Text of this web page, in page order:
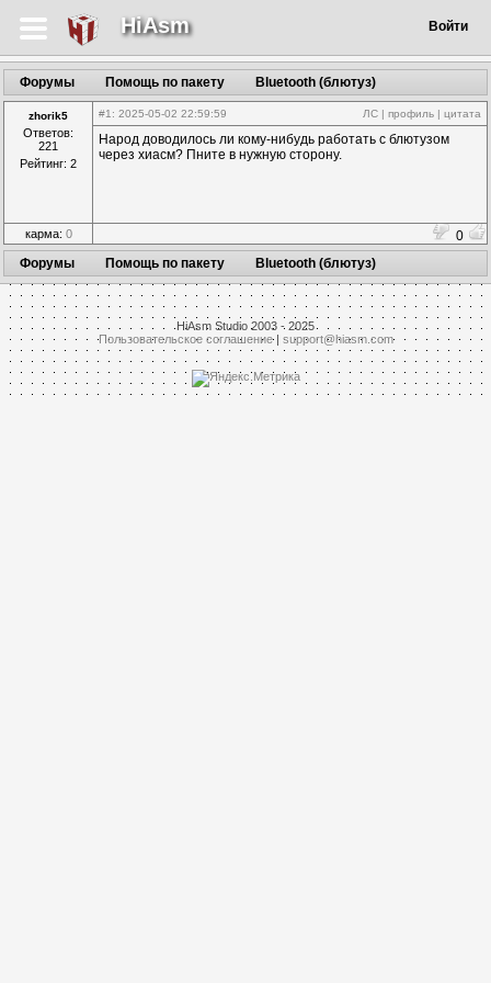
HiAsm Войти
Форумы Помощь по пакету Bluetooth (блютуз)
zhorik5
Ответов:
221
Рейтинг: 2
#1 : 2025-05-02 22:59:59 ЛС | профиль | цитата
Народ доводилось ли кому-нибудь работать с блютузом
через хиасм? Пните в нужную сторону.
карма: 0
0
Форумы
Помощь по пакету Bluetooth (блютуз)
HiAsm Studio 2003 - 2025
Пользовательское соглашение| support@hiasm.com